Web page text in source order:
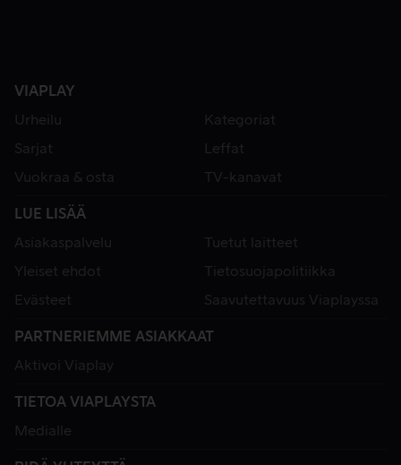
VIAPLAY
Urheilu
Kategoriat
Sarjat
Leffat
Vuokraa & osta
TV-kanavat
LUE LISÄÄ
Asiakaspalvelu
Tuetut laitteet
Yleiset ehdot
Tietosuojapolitiikka
Evästeet
Saavutettavuus Viaplayssa
PARTNERIEMME ASIAKKAAT
Aktivoi Viaplay
TIETOA VIAPLAYSTA
Medialle